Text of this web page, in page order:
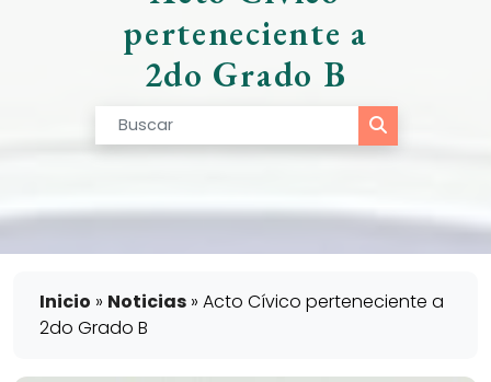
perteneciente a
2do Grado B
Inicio » Noticias » Acto Cívico perteneciente a
2do Grado B